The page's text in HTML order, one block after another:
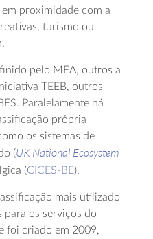
proximidade com a
turismo ou
pelo MEA, outros a
TEEB, outros
Paralelamente há
própria
os sistemas de
(UK National Ecosystem
(CICES-BE).
mais utilizado
para os serviços do
foi criado em 2009,